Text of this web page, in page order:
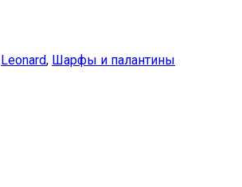
Leonard, Шарфы и палантины